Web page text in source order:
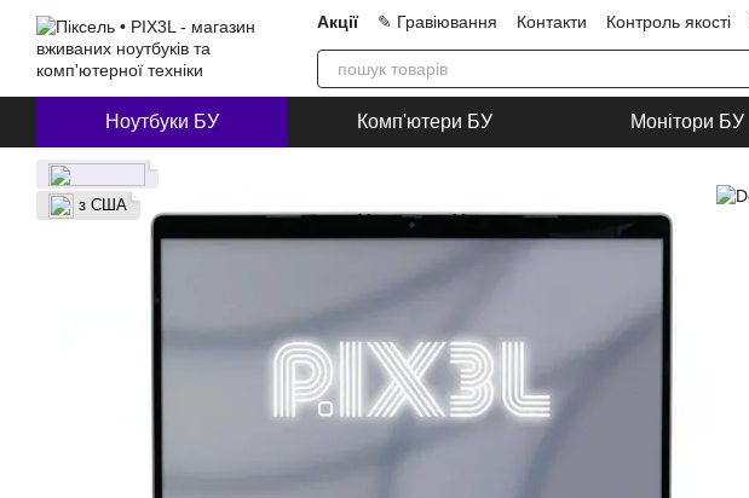
Перейти до основного контенту Акції ✎ Гравіювання Контакти Контроль якості
Про нас
Блог Співпраця Угода користувача
Ноутбуки БУ Комп'ютери БУ Монітори БУ
з США